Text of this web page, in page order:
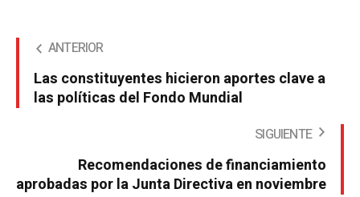
ANTERIOR
Las constituyentes hicieron aportes clave a
las políticas del Fondo Mundial
SIGUIENTE
Recomendaciones de financiamiento
aprobadas por la Junta Directiva en noviembre